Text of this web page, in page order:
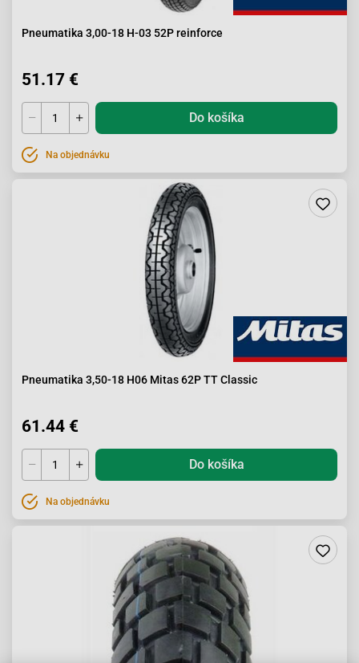
Pneumatika 3,00-18 H-03 52P reinforce
51.17 €
Do košíka
Na objednávku
Pneumatika 3,50-18 H06 Mitas 62P TT Classic
61.44 €
Do košíka
Na objednávku